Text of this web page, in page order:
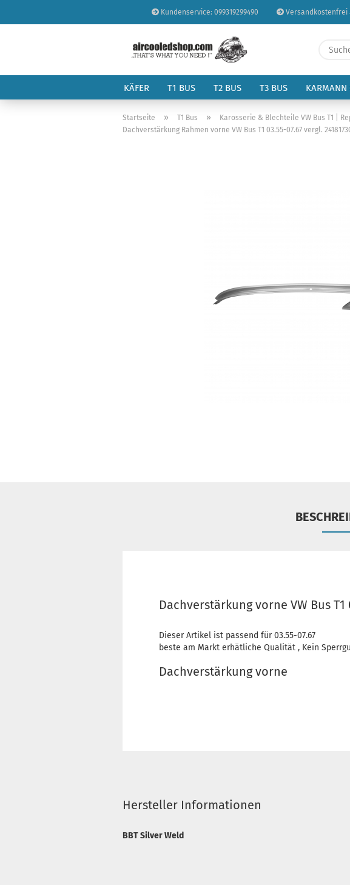
Kundenservice: 099319299490 Versandkostenfrei
KÄFER T1 BUS T2 BUS T3 BUS KARMANN
Startseite » T1 Bus » Karosserie & Blechteile VW Bus T1 |
Dachverstärkung Rahmen vorne VW Bus T1 03.55-07.67 vergl.
Dachverstärkung vorne VW Bus T1
Dieser Artikel ist passend für 03.55-07.67
beste am Markt erhätliche Qualität , Kein
Dachverstärkung vorne
Hersteller Informationen
BBT Silver Weld